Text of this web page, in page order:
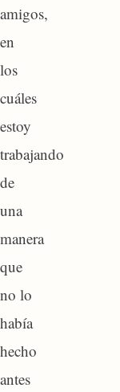
amigos,
en
los
cuáles
estoy
trabajando
de
una
manera
que
no lo
había
hecho
antes